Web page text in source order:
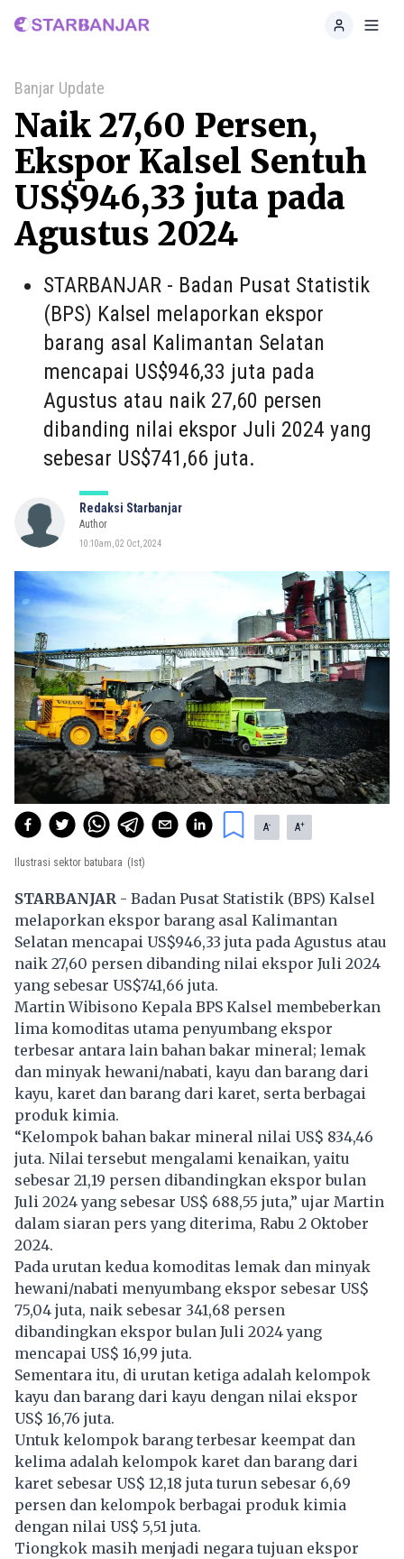
Home
Banjar Update
Naik 27,60 Persen,
Ekspor Kalsel Sentuh
US$946,33 juta pada
Agustus 2024
STARBANJAR - Badan Pusat Statistik
(BPS) Kalsel melaporkan ekspor
barang asal Kalimantan Selatan
mencapai US$946,33 juta pada
Agustus atau naik 27,60 persen
dibanding nilai ekspor Juli 2024 yang
sebesar US$741,66 juta.
Redaksi Starbanjar
Author
10:10am, 02 Oct, 2024
A- A+
Ilustrasi sektor batubara (Ist)
STARBANJAR - Badan Pusat Statistik (BPS) Kalsel
melaporkan ekspor barang asal Kalimantan
Selatan mencapai US$946,33 juta pada Agustus atau
naik 27,60 persen dibanding nilai ekspor Juli 2024
yang sebesar US$741,66 juta.
Martin Wibisono Kepala BPS Kalsel membeberkan
lima komoditas utama penyumbang ekspor
terbesar antara lain bahan bakar mineral; lemak
dan minyak hewani/nabati, kayu dan barang dari
kayu, karet dan barang dari karet, serta berbagai
produk kimia.
“Kelompok bahan bakar mineral nilai US$ 834,46
juta. Nilai tersebut mengalami kenaikan, yaitu
sebesar 21,19 persen dibandingkan ekspor bulan
Juli 2024 yang sebesar US$ 688,55 juta,” ujar Martin
dalam siaran pers yang diterima, Rabu 2 Oktober
2024.
Pada urutan kedua komoditas lemak dan minyak
hewani/nabati menyumbang ekspor sebesar US$
75,04 juta, naik sebesar 341,68 persen
dibandingkan ekspor bulan Juli 2024 yang
mencapai US$ 16,99 juta.
Sementara itu, di urutan ketiga adalah kelompok
kayu dan barang dari kayu dengan nilai ekspor
US$ 16,76 juta.
Untuk kelompok barang terbesar keempat dan
kelima adalah kelompok karet dan barang dari
karet sebesar US$ 12,18 juta turun sebesar 6,69
persen dan kelompok berbagai produk kimia
dengan nilai US$ 5,51 juta.
Tiongkok masih menjadi negara tujuan ekspor